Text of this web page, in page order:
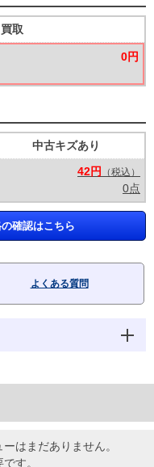
取
0円
中古キズあり
42円
（税込）
0点
確認はこちら
よくある質問
はまだありません。
す。